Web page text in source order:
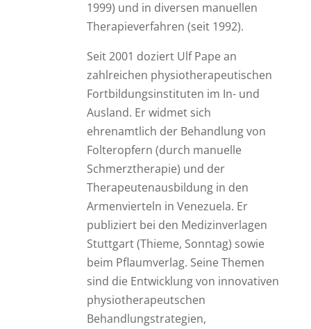
1999) und in diversen manuellen
Therapieverfahren (seit 1992).
Seit 2001 doziert Ulf Pape an
zahlreichen physiotherapeutischen
Fortbildungsinstituten im In- und
Ausland. Er widmet sich
ehrenamtlich der Behandlung von
Folteropfern (durch manuelle
Schmerztherapie) und der
Therapeutenausbildung in den
Armenvierteln in Venezuela. Er
publiziert bei den Medizinverlagen
Stuttgart (Thieme, Sonntag) sowie
beim Pflaumverlag. Seine Themen
sind die Entwicklung von innovativen
physiotherapeutschen
Behandlungstrategien,